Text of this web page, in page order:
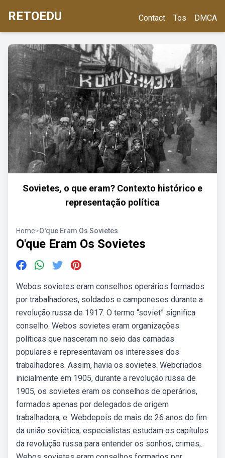
RETOEDU Contact Tos DMCA
Sovietes, o que eram? Contexto histórico e
representação política
Home>O'que Eram Os Sovietes
O'que Eram Os Sovietes
Webos sovietes eram conselhos operários formados
por trabalhadores, soldados e camponeses durante a
revolução russa de 1917. O termo “soviet” significa
conselho. Webos sovietes eram organizações
políticas que nasceram no seio das camadas
populares e representavam os interesses dos
trabalhadores. Assim, havia os sovietes. Webcriados
inicialmente em 1905, durante a revolução russa de
1905, os sovietes eram os conselhos de operários,
formados apenas por delegados de origem
trabalhadora, e. Webdepois de mais de 26 anos do fim
da união soviética, especialistas estudam os capítulos
da revolução russa para entender os sonhos, crimes,.